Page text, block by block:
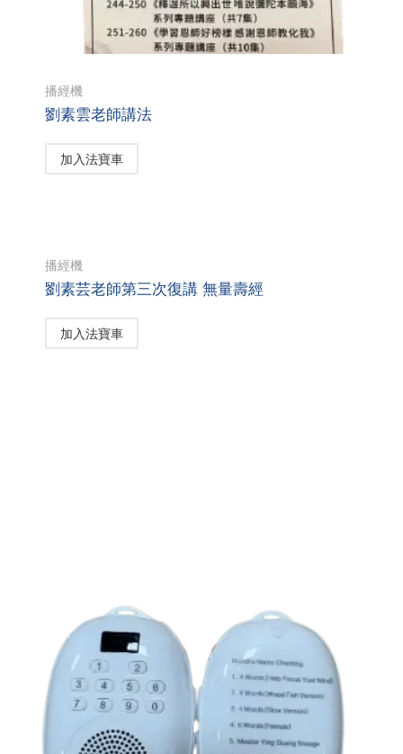
播經機
劉素雲老師講法
加入法寶車
播經機
劉素芸老師第三次復講 無量壽經
加入法寶車